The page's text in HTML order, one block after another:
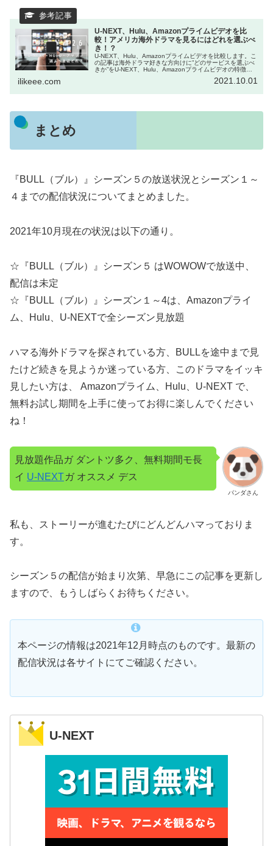
U-NEXT、Hulu、Amazonプライムビデオを比
較！アメリカ海外ドラマを見るにはどれを選ぶべ
き！？
U-NEXT、Hulu、Amazonプライムビデオを比較します。こ
の記事は海外ドラマ好きな方向けに”どのサービスを選ぶべ
きか”をU-NEXT、Hulu、Amazonプライムビデオの特徴や
ilikeee.com 2021.10.01
まとめ
『BULL（ブル）』シーズン５の放送状況とシーズン１～
４までの配信状況についてまとめました。
2021年10月現在の状況は以下の通り。
☆『BULL（ブル）』シーズン５ はWOWOWで放送中、
配信は未定
☆『BULL（ブル）』シーズン１～4は、Amazonプライ
ム、Hulu、U-NEXTで全シーズン見放題
ハマる海外ドラマを探されている方、BULLを途中まで見
たけど続きを見ようか迷っている方、このドラマをイッキ
見したい方は、 Amazonプライム、Hulu、U-NEXT で、
無料お試し期間を上手に使ってお得に楽しんでください
ね！
パンダさん
見放題作品ガ ダントツ多ク、無料期間モ長
イ U-NEXTガ オススメ デス
私も、ストーリーが進むたびにどんどんハマっておりま
す。
シーズン５の配信が始まり次第、早急にこの記事を更新し
ますので、もうしばらくお待ちください。
本ページの情報は2021年12月時点のものです。最新の
配信状況は各サイトにてご確認ください。
U-NEXT